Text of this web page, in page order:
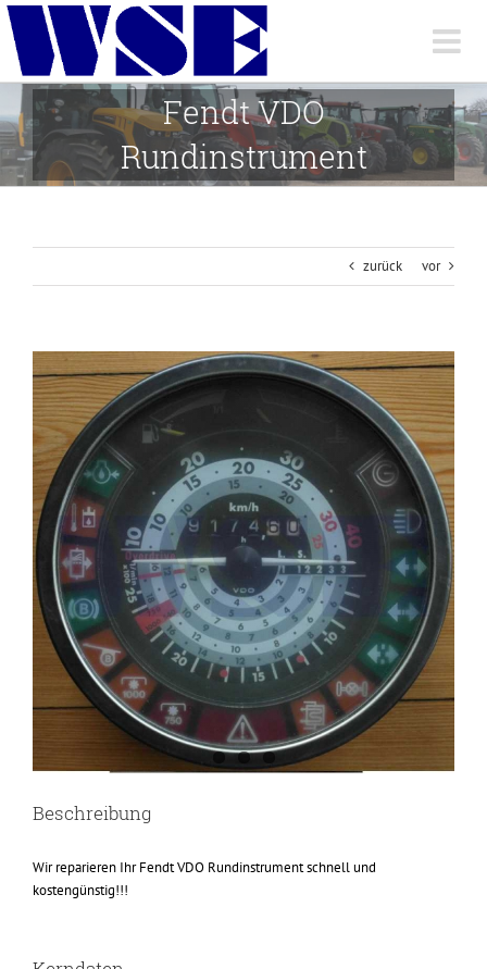
Skip
content
Fendt VDO
Rundinstrument
zurück vor
Larger
Image
Beschreibung
Wir reparieren Ihr Fendt VDO Rundinstrument schnell und
kostengünstig!!!